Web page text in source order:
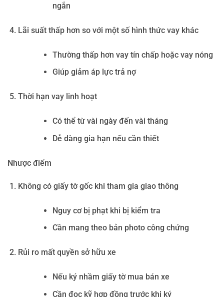
ngắn
Lãi suất thấp hơn so với một số hình thức vay khác
Thường thấp hơn vay tín chấp hoặc vay nóng
Giúp giảm áp lực trả nợ
Thời hạn vay linh hoạt
Có thể từ vài ngày đến vài tháng
Dễ dàng gia hạn nếu cần thiết
Nhược điểm
Không có giấy tờ gốc khi tham gia giao thông
Nguy cơ bị phạt khi bị kiểm tra
Cần mang theo bản photo công chứng
Rủi ro mất quyền sở hữu xe
Nếu ký nhầm giấy tờ mua bán xe
Cần đọc kỹ hợp đồng trước khi ký